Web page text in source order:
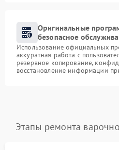
Оригинальные
безопасное
Использование официальных
аккуратная работа с
резервное копирование,
восстановление информации
Этапы ремонта